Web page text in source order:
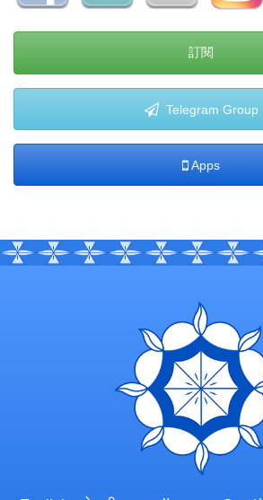
訂閱
Telegram Group
Apps